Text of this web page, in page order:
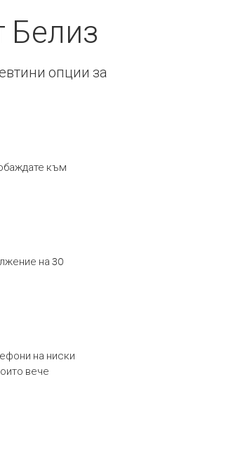
Белиз
опции за
към
на 30
на ниски
вече